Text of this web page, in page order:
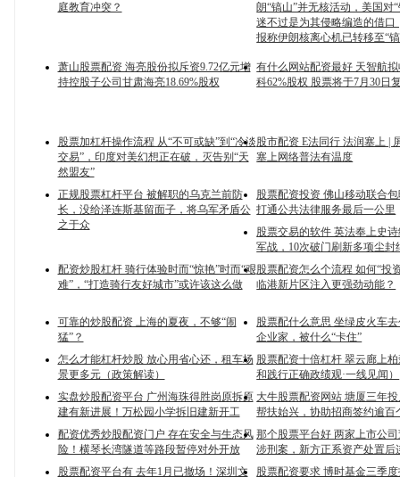
庭教育冲突？
朗“镐山”并无核活动，美国对
迷不过是为其侵略编造的借口
报称伊朗核离心机已转移至“
萧山股票配资 海亮股份拟斥资9.72亿元增
持控股子公司甘肃海亮18.69%股权
有什么网站配资最好 天智航
科62%股权 股票将于7月30日
股票加杠杆操作流程 从“不可或缺”到“冷淡
交易”，印度对美幻想正在破，灭告别“天
然盟友”
股市配资 E法同行 法润塞上 |
塞上网络普法有温度
正规股票杠杆平台 被解职的乌克兰前防
长，没给泽连斯基留面子，将乌军矛盾公
之于众
股票配资投资 佛山移动联合
打通公共法律服务最后一公里
股票交易的软件 英法奉上史
军战，10次破门刷新多项尘封
配资炒股杠杆 骑行体验时而“惊艳”时而“艰
难”，“打造骑行友好城市”或许该这么做
股票配资怎么个流程 如何“投
临港新片区注入更强劲动能？
可靠的炒股配资 上海的夏夜，不够“闹
猛”？
股票配什么意思 坐绿皮火车
企业家，被什么“卡住”
怎么才能杠杆炒股 放心用省心还，租车场
景更多元（政策解读）
股票配资十倍杠杆 翠云廊上
和践行正确政绩观·一线见闻）
实盘炒股配资平台 广州海珠得胜岗原拆原
建有新进展！万松园小学拆旧建新开工
大牛股票配资网站 塘厦三年
帮扶始兴，协助招商签约逾百
配资优秀炒股配资门户 存在安全与生态风
险！横琴长湾隧道等路段暂停对外开放
那个股票平台好 两家上市公
涉刑案，新方正系资产处置后
股票配资平台有 去年1月已撤场！深圳文
股票配资要求 博时基金三季